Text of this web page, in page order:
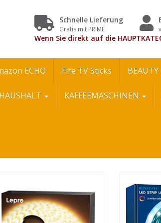
Schnelle Lieferung
Gratis mit PRIME
Wenn Sie direkt auf die
ECHO Fire TV Sticks BEAUTY
HAUSHALT KAFFEEMASCHINEN